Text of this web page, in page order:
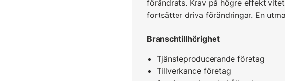
förändrats. Krav på högre
fortsätter driva förändringar. En
Branschtillhörighet
Tjänsteproducerande företag
Tillverkande företag